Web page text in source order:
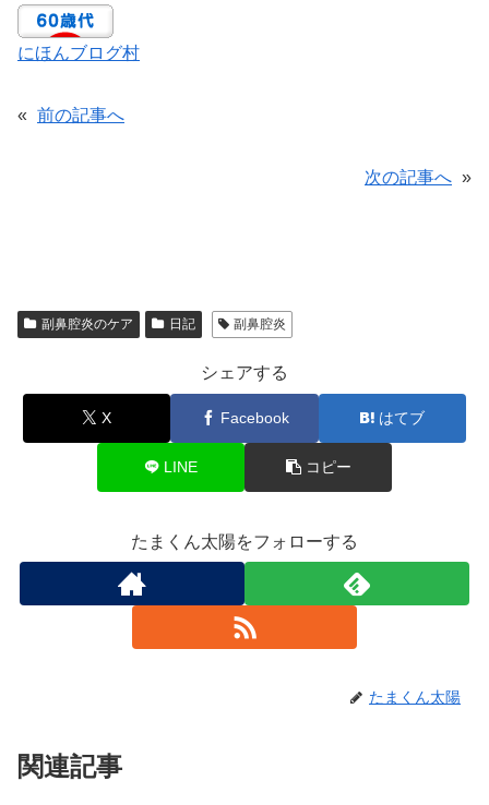
にほんブログ村
« 前の記事へ
次の記事へ »
副鼻腔炎のケア 日記 副鼻腔炎
シェアする
X Facebook はてブ
LINE コピー
たまくん太陽をフォローする
たまくん太陽
関連記事